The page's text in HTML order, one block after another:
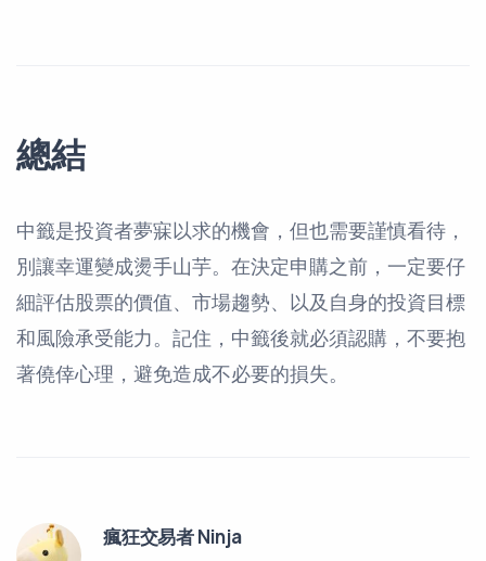
總結
中籤是投資者夢寐以求的機會，但也需要謹慎看待，
別讓幸運變成燙手山芋。在決定申購之前，一定要仔
細評估股票的價值、市場趨勢、以及自身的投資目標
和風險承受能力。記住，中籤後就必須認購，不要抱
著僥倖心理，避免造成不必要的損失。
瘋狂交易者 Ninja